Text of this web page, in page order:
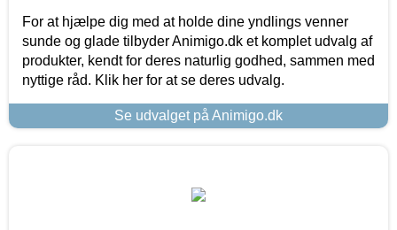
For at hjælpe dig med at holde dine yndlings venner
sunde og glade tilbyder Animigo.dk et komplet udvalg af
produkter, kendt for deres naturlig godhed, sammen med
nyttige råd. Klik her for at se deres udvalg.
Se udvalget på Animigo.dk